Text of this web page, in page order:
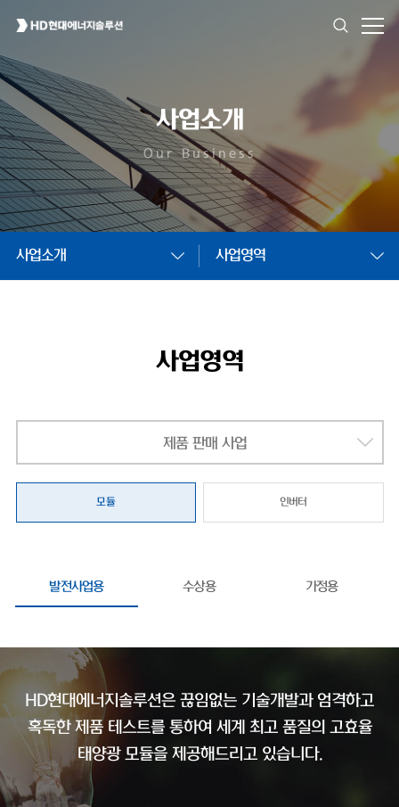
사업소개
Our Business
사업소개 사업영역
사업영역
제품 판매 사업
모듈 인버터
발전사업용 수상용 가정용
HD현대에너지솔루션은 끊임없는 기술개발과 엄격하고
혹독한 제품 테스트를 통하여 세계 최고 품질의 고효율
태양광 모듈을 제공해드리고 있습니다.